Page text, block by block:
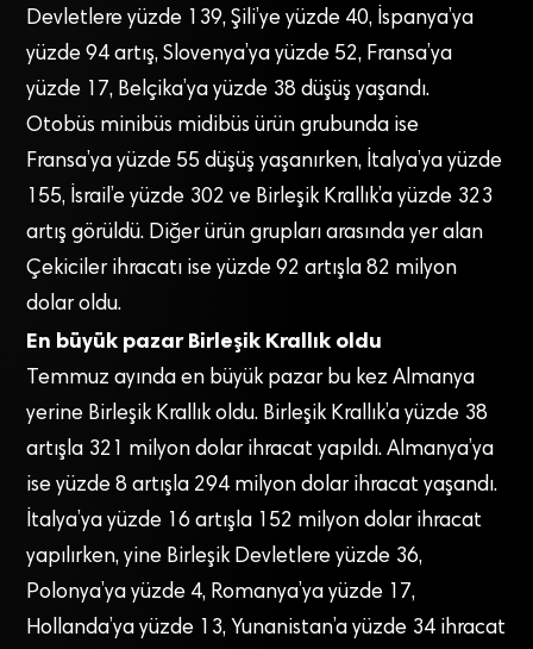
Devletlere yüzde 139, Şili’ye yüzde 40, İspanya’ya
yüzde 94 artış, Slovenya’ya yüzde 52, Fransa’ya
yüzde 17, Belçika’ya yüzde 38 düşüş yaşandı.
Otobüs minibüs midibüs ürün grubunda ise
Fransa’ya yüzde 55 düşüş yaşanırken, İtalya’ya yüzde
155, İsrail’e yüzde 302 ve Birleşik Krallık’a yüzde 323
artış görüldü. Diğer ürün grupları arasında yer alan
Çekiciler ihracatı ise yüzde 92 artışla 82 milyon
dolar oldu.
En büyük pazar Birleşik Krallık oldu
Temmuz ayında en büyük pazar bu kez Almanya
yerine Birleşik Krallık oldu. Birleşik Krallık’a yüzde 38
artışla 321 milyon dolar ihracat yapıldı. Almanya’ya
ise yüzde 8 artışla 294 milyon dolar ihracat yaşandı.
İtalya’ya yüzde 16 artışla 152 milyon dolar ihracat
yapılırken, yine Birleşik Devletlere yüzde 36,
Polonya’ya yüzde 4, Romanya’ya yüzde 17,
Hollanda’ya yüzde 13, Yunanistan’a yüzde 34 ihracat